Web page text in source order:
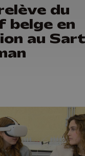
du
belge en
au Sart